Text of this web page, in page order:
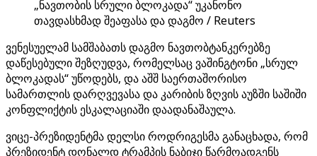
„ნავთობის სრული ბლოკადა“ უკანონო
თავდასხმად შეაფასა და დაგმო / Reuters
ვენესუელამ სამშაბათს დაგმო ნავთობტანკერებზე
დაწესებული შეზღუდვა, რომელსაც ვაშინგტონი „სრულ
ბლოკადას“ უწოდებს, და აშშ საერთაშორისო
სამართლის დარღვევასა და კარიბის ზღვის აუზში საშიში
კონფლიქტის ესკალაციაში დაადანაშაულა.
ვიცე-პრეზიდენტმა დელსი როდრიგესმა განაცხადა, რომ
პრეზიდენტ დონალდ ტრამპის ნაბიჯი წარმოადგენს